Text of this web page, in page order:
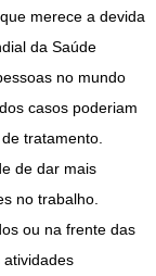
merece a devida
da Saúde
no mundo
casos poderiam
tratamento.
de dar mais
no trabalho.
ou na frente das